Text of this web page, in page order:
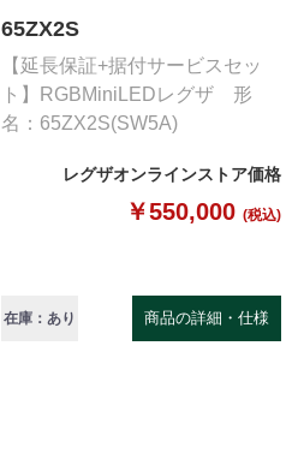
65ZX2S
【延長保証+据付サービスセッ
ト】RGBMiniLEDレグザ 形
名：65ZX2S(SW5A)
レグザオンラインストア価格
￥550,000 (税込)
在庫：あり 商品の詳細・仕様